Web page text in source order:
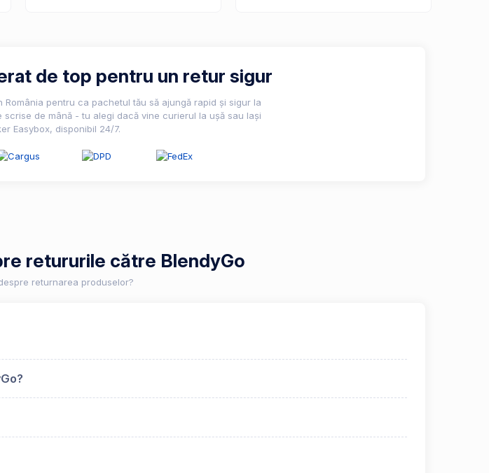
de top pentru un retur sigur
pentru ca pachetul tău să ajungă rapid și sigur la
de mână - tu alegi dacă vine curierul la ușă sau lași
Easybox, disponibil 24/7.
retururile către BlendyGo
returnarea produselor?